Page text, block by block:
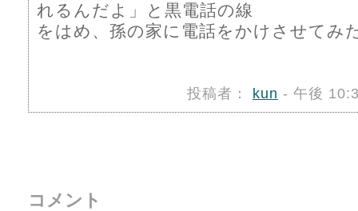
れるんだよ」と黒電話の線
をはめ、孫の家に電話をかけさせてみ
投稿者： kun - 午後
コメント